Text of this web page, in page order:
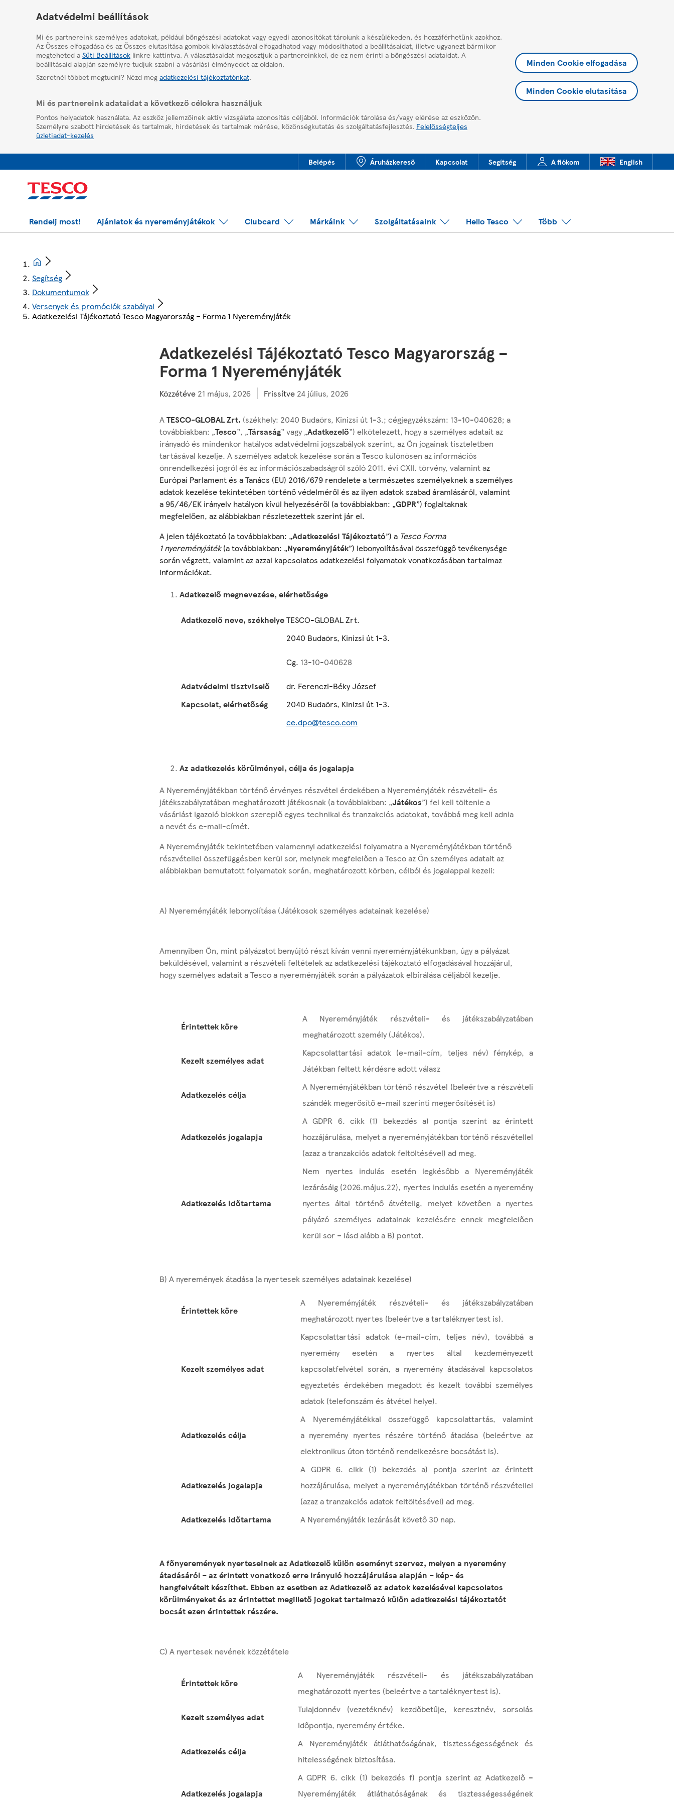
HelpPage
Adatvédelmi beállítások
Mi és partnereink személyes adatokat, például böngészési adatokat vagy egyedi azonosítókat tárolunk a készülékeden, és hozzáférhetünk azokhoz.
Az Összes elfogadása és az Összes elutasítása gombok kiválasztásával elfogadhatod vagy módosíthatod a beállításaidat, illetve ugyanezt bármikor
megteheted a Süti Beállítások linkre kattintva. A választásaidat megosztjuk a partnereinkkel, de ez nem érinti a böngészési adataidat. A
beállításaid alapján személyre tudjuk szabni a vásárlási élményedet az oldalon.
Szeretnél többet megtudni? Nézd meg adatkezelési tájékoztatónkat.
Mi és partnereink adataidat a következő célokra használjuk
Pontos helyadatok használata. Az eszköz jellemzőinek aktív vizsgálata azonosítás céljából. Információk tárolása és/vagy elérése az eszközön.
Személyre szabott hirdetések és tartalmak, hirdetések és tartalmak mérése, közönségkutatás és szolgáltatásfejlesztés. Felelősségteljes
üzletiadat-kezelés
Minden Cookie elfogadása
Minden Cookie elutasítása
Belépés Áruházkereső Kapcsolat Segítség A fiókom English
Rendelj most! Ajánlatok és nyereményjátékok Clubcard Márkáink Szolgáltatásaink Hello Tesco Több
Segítség
Dokumentumok
Versenyek és promóciók szabályai
Adatkezelési Tájékoztató Tesco Magyarország – Forma 1 Nyereményjáték
Adatkezelési Tájékoztató Tesco Magyarország –
Forma 1 Nyereményjáték
Közzétéve 21 május, 2026 Frissítve 24 július, 2026
ATESCO-GLOBAL Zrt. (székhely: 2040 Budaörs, Kinizsi út 1-3.; cégjegyzékszám: 13-10-040628; a
továbbiakban: „Tesco”, „Társaság” vagy „Adatkezelő”) elkötelezett, hogy a személyes adatait az
irányadó és mindenkor hatályos adatvédelmi jogszabályok szerint, az Ön jogainak tiszteletben
tartásával kezelje. A személyes adatok kezelése során a Tesco különösen az információs
önrendelkezési jogról és az információszabadságról szóló 2011. évi CXII. törvény, valamintaz
Európai Parlament és a Tanács (EU) 2016/679 rendelete a természetes személyeknek a személyes
adatok kezelése tekintetében történő védelméről és az ilyen adatok szabad áramlásáról, valamint
a 95/46/EK irányelv hatályon kívül helyezéséről (a továbbiakban: „GDPR”) foglaltaknak
megfelelően, az alábbiakban részletezettek szerint jár el.
A jelen tájékoztató (a továbbiakban: „Adatkezelési Tájékoztató”) a Tesco Forma
1 nyereményjáték(a továbbiakban: „Nyereményjáték”) lebonyolításával összefüggő tevékenysége
során végzett, valamint az azzal kapcsolatos adatkezelési folyamatok vonatkozásában tartalmaz
információkat.
Adatkezelő megnevezése, elérhetősége
Adatkezelő neve, székhelyeTESCO-GLOBAL Zrt.
2040 Budaörs, Kinizsi út 1-3.
Cg. 13-10-040628
Adatvédelmi tisztviselő
dr. Ferenczi-Béky József
Kapcsolat, elérhetőség
2040 Budaörs, Kinizsi út 1-3.
ce.dpo@tesco.com
Az adatkezelés körülményei, célja és jogalapja
A Nyereményjátékban történő érvényes részvétel érdekében a Nyereményjáték részvételi- és
játékszabályzatában meghatározott játékosnak (a továbbiakban: „Játékos”) fel kell töltenie a
vásárlást igazoló blokkon szereplő egyes technikai és tranzakciós adatokat, továbbá meg kell adnia
a nevét és e-mail-címét.
A Nyereményjáték tekintetében valamennyi adatkezelési folyamatra a Nyereményjátékban történő
részvétellel összefüggésben kerül sor, melynek megfelelően a Tesco az Ön személyes adatait az
alábbiakban bemutatott folyamatok során, meghatározott körben, célból és jogalappal kezeli:
A) Nyereményjáték lebonyolítása (Játékosok személyes adatainak kezelése)
Amennyiben Ön, mint pályázatot benyújtó részt kíván venni nyereményjátékunkban, úgy a pályázat
beküldésével, valamint a részvételi feltételek az adatkezelési tájékoztató elfogadásával hozzájárul,
hogy személyes adatait a Tesco a nyereményjáték során a pályázatok elbírálása céljából kezelje.
Érintettek köre
A Nyereményjáték részvételi- és játékszabályzatában
meghatározott személy (Játékos).
Kezelt személyes adat
Kapcsolattartási adatok (e-mail-cím, teljes név) fénykép, a
Játékban feltett kérdésre adott válasz
Adatkezelés célja
A Nyereményjátékban történő részvétel (beleértve a részvételi
szándék megerősítő e-mail szerinti megerősítését is)
Adatkezelés jogalapja
A GDPR 6. cikk (1) bekezdés a) pontja szerint az érintett
hozzájárulása, melyet a nyereményjátékban történő részvétellel
(azaz a tranzakciós adatok feltöltésével) ad meg.
Adatkezelés időtartama
Nem nyertes indulás esetén legkésőbb a Nyereményjáték
lezárásáig (2026.május.22), nyertes indulás esetén a nyeremény
nyertes által történő átvételig, melyet követően a nyertes
pályázó személyes adatainak kezelésére ennek megfelelően
kerül sor – lásd alább a B) pontot.
B) A nyeremények átadása (a nyertesek személyes adatainak kezelése)
Érintettek köre
A Nyereményjáték részvételi- és játékszabályzatában
meghatározott nyertes (beleértve a tartaléknyertest is).
Kezelt személyes adat
Kapcsolattartási adatok (e-mail-cím, teljes név), továbbá a
nyeremény esetén a nyertes által kezdeményezett
kapcsolatfelvétel során, a nyeremény átadásával kapcsolatos
egyeztetés érdekében megadott és kezelt további személyes
adatok (telefonszám és átvétel helye).
Adatkezelés célja
A Nyereményjátékkal összefüggő kapcsolattartás, valamint
a nyeremény nyertes részére történő átadása (beleértve az
elektronikus úton történő rendelkezésre bocsátást is).
Adatkezelés jogalapja
A GDPR 6. cikk (1) bekezdés a) pontja szerint az érintett
hozzájárulása, melyet a nyereményjátékban történő részvétellel
(azaz a tranzakciós adatok feltöltésével) ad meg.
Adatkezelés időtartama
A Nyereményjáték lezárását követő 30 nap.
A főnyeremények nyerteseinek az Adatkezelő külön eseményt szervez, melyen a nyeremény
átadásáról – az érintett vonatkozó erre irányuló hozzájárulása alapján – kép- és
hangfelvételt készíthet. Ebben az esetben az Adatkezelő az adatok kezelésével kapcsolatos
körülményeket és az érintettet megillető jogokat tartalmazó külön adatkezelési tájékoztatót
bocsát ezen érintettek részére.
C) A nyertesek nevének közzététele
Érintettek köre
A Nyereményjáték részvételi- és játékszabályzatában
meghatározott nyertes (beleértve a tartaléknyertest is).
Kezelt személyes adat
Tulajdonnév (vezetéknév) kezdőbetűje, keresztnév, sorsolás
időpontja, nyeremény értéke.
Adatkezelés célja
A Nyereményjáték átláthatóságának, tisztességességének és
hitelességének biztosítása.
Adatkezelés jogalapja
A GDPR 6. cikk (1) bekezdés f) pontja szerint az Adatkezelő –
Nyereményjáték átláthatóságának és tisztességességének